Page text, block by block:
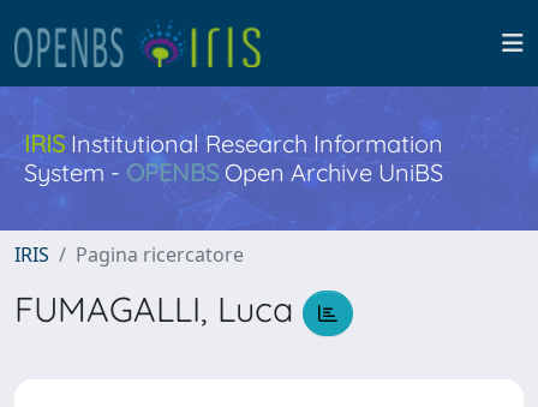
IRISInstitutional Research Information
System - OPENBS Open Archive UniBS
IRIS Pagina ricercatore
FUMAGALLI, Luca